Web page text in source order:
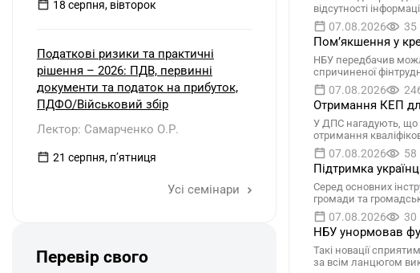
відсутності
07.08.2026 35
Помʼякшення у
НБУ передбачив
спричиненої
07.08.2026
Отримання КЕП
У ДПС нагадують, що
отримання
07.08.2026 58
Підтримка
Серед основних
громади та
07.08.2026 30
НБУ унормовав
Такі новації
за всім ланцюгом
18 серпня, вівторок
Податкові ризики та практичні
рішення – 2026: ПДВ, первинні
документи та податок на прибуток,
ПДФО/Військовий збір
Лектор: Самарченко О.Р.
21 серпня, пʼятниця
Усі семінари
Перевір свого